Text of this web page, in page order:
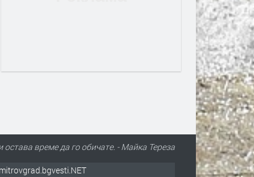
в нашия смартфон
Цената на дизела е
над 17% за месец. И
продължава да расте
време да го обичате. - Майка Тереза